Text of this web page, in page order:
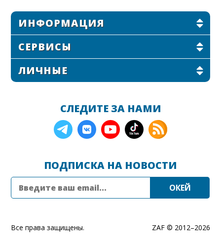
ИНФОРМАЦИЯ
СЕРВИСЫ
ЛИЧНЫЕ
СЛЕДИТЕ ЗА НАМИ
ПОДПИСКА НА НОВОСТИ
ZAF © 2012–2026
Все права защищены.